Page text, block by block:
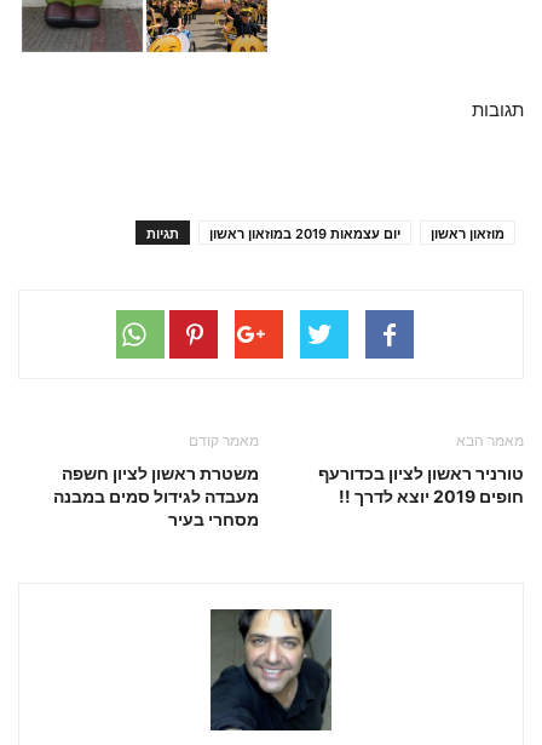
תגובות
תגיות יום עצמאות 2019 במוזאון ראשון מוזאון ראשון
מאמר קודם
משטרת ראשון לציון חשפה
מעבדה לגידול סמים במבנה
מסחרי בעיר
מאמר הבא
טורניר ראשון לציון בכדורעף
חופים 2019 יוצא לדרך !!